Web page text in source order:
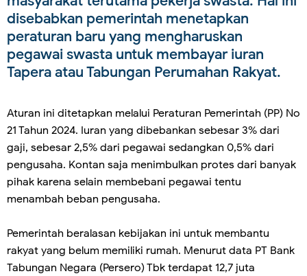
disebabkan pemerintah menetapkan
peraturan baru yang mengharuskan
pegawai swasta untuk membayar iuran
Tapera atau Tabungan Perumahan Rakyat.
Aturan ini ditetapkan melalui Peraturan Pemerintah (PP) No
21 Tahun 2024. Iuran yang dibebankan sebesar 3% dari
gaji, sebesar 2,5% dari pegawai sedangkan 0,5% dari
pengusaha. Kontan saja menimbulkan protes dari banyak
pihak karena selain membebani pegawai tentu
menambah beban pengusaha.
Pemerintah beralasan kebijakan ini untuk membantu
rakyat yang belum memiliki rumah. Menurut data PT Bank
Tabungan Negara (Persero) Tbk terdapat 12,7 juta